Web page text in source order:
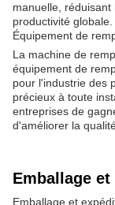
manuelle,
productivité globale.
Équipement de
La machine de
équipement de
pour l'industrie des
précieux à toute
entreprises de
d'améliorer la
Emballage
Emballage et